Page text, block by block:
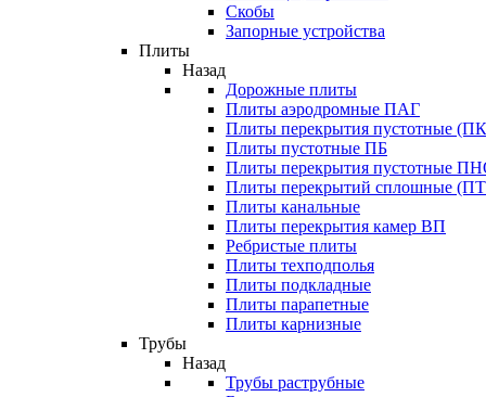
Скобы
Запорные устройства
Плиты
Назад
Дорожные плиты
Плиты аэродромные ПАГ
Плиты перекрытия пустотные
Плиты пустотные ПБ
Плиты перекрытия пустотные
Плиты перекрытий сплошные
Плиты канальные
Плиты перекрытия камер ВП
Ребристые плиты
Плиты техподполья
Плиты подкладные
Плиты парапетные
Плиты карнизные
Трубы
Назад
Трубы раструбные